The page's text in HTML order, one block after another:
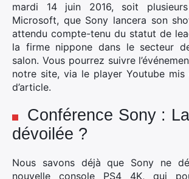
mardi 14 juin 2016, soit
Microsoft, que Sony lancera son
attendu compte-tenu du statut de
la firme nippone dans le secteur
salon. Vous pourrez suivre
notre site, via le player Youtube
d’article.
Conférence Sony :
dévoilée ?
Nous savons déjà que Sony ne
nouvelle console PS4 4K, qui